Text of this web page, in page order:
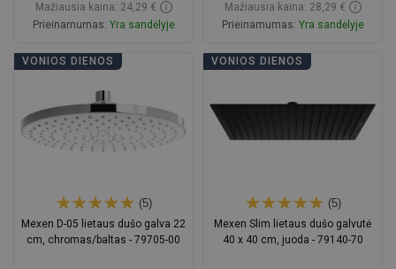
Mažiausia kaina: 24,29 €
Prieinamumas: Yra sandėlyje
Į krepšelį
Mažiausia kaina: 28,29 €
Prieinamumas: Yra sandėlyje
Į krepšelį
VONIOS DIENOS
(5)
Mexen D-05 lietaus dušo galva 22
cm, chromas/baltas - 79705-00
VONIOS DIENOS
(5)
Mexen Slim lietaus dušo galvutė
40 x 40 cm, juoda - 79140-70